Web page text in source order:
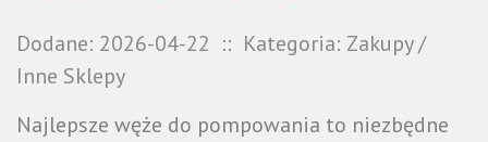
Dodane: 2026-04-22 :: Kategoria: Zakupy /
Inne Sklepy
Najlepsze węże do pompowania to niezbędne